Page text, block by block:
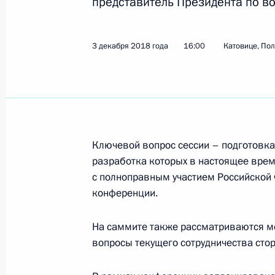
Заседание Совета по реализации
Заседание рабочей группы по
Госсовета и его президиума
17 декабря 2018 года, 10:00 Казань
15 декабря 2018 года, суббота
3 декабря 2018 года 16:00 Катовице,
Ключевой вопрос сессии –
разработка которых в настоящее
с полноправным участием
конференции.
На саммите также рассматриваются
вопросы текущего сотрудничества